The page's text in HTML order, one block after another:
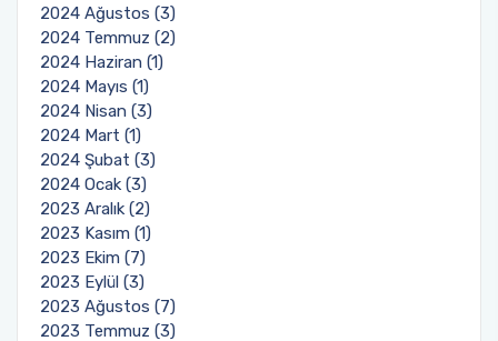
2024 Ağustos (3)
2024 Temmuz (2)
2024 Haziran (1)
2024 Mayıs (1)
2024 Nisan (3)
2024 Mart (1)
2024 Şubat (3)
2024 Ocak (3)
2023 Aralık (2)
2023 Kasım (1)
2023 Ekim (7)
2023 Eylül (3)
2023 Ağustos (7)
2023 Temmuz (3)